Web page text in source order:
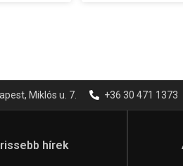
Miklós u. 7. +36 30 471 1373
hírek